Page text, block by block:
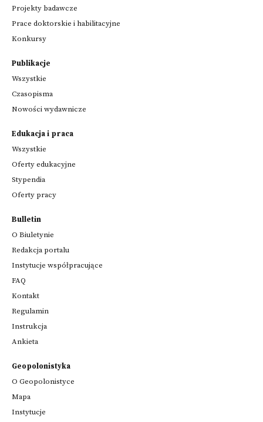
Projekty badawcze
Prace doktorskie i habilitacyjne
Konkursy
Publikacje
Wszystkie
Czasopisma
Nowości wydawnicze
Edukacja i praca
Wszystkie
Oferty edukacyjne
Stypendia
Oferty pracy
Bulletin
O Biuletynie
Redakcja portalu
Instytucje współpracujące
FAQ
Kontakt
Regulamin
Instrukcja
Ankieta
Geopolonistyka
O Geopolonistyce
Mapa
Instytucje